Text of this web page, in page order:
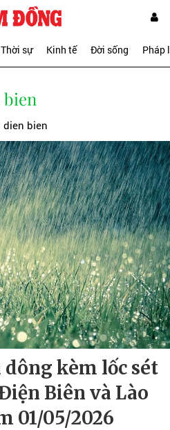
Thời sự Kinh tế Đời sống Pháp
dien bien
dông kèm lốc sét
Biên và Lào
01/05/2026